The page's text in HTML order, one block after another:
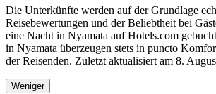
Die Unterkünfte werden auf der Grundlage
Reisebewertungen und der Beliebtheit bei
eine Nacht in Nyamata auf Hotels.com
in Nyamata überzeugen stets in puncto
der Reisenden. Zuletzt aktualisiert am 8.
Weniger